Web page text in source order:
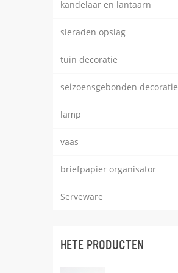
kandelaar en lantaarn
sieraden opslag
tuin decoratie
seizoensgebonden decoratie
lamp
vaas
briefpapier organisator
Serveware
HETE PRODUCTEN